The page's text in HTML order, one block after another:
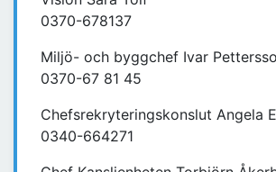
0370-678137
Miljö- och byggchef Ivar
0370-67 81 45
Chefsrekryteringskonslut Angela
0340-664271